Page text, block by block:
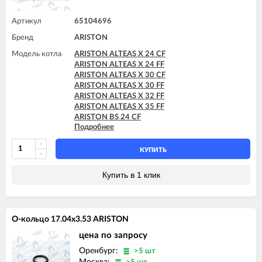
ARISTON GENUS X 30 CF
ARISTON GENUS X 32 FF
ARISTON GENUS X 35 FF
ARISTON HS X 15 CF
ARISTON HS X 15 FF
ARISTON HS X 18 FF
ARISTON HS X 24 CF
ARISTON HS X 24 FF
Артикул 65104696
Бренд ARISTON
Модель котла
ARISTON ALTEAS X 24 CF
ARISTON ALTEAS X 24 FF
ARISTON ALTEAS X 30 CF
ARISTON ALTEAS X 30 FF
ARISTON ALTEAS X 32 FF
ARISTON ALTEAS X 35 FF
ARISTON BS 24 CF
ARISTON BS 24 FF
ARISTON BS II 15 FF
ARISTON BS II 24 CF
ARISTON BS II 24 CF-EU
ARISTON CARES X 15 CF
ARISTON CARES X 24 FF
ARISTON CARES X SYSTEM 24 CF
ARISTON CLAS 24 CF
Подробнее
КУПИТЬ
Купить в 1 клик
О-кольцо 17.04x3.53 ARISTON
цена по запросу
Оренбург: >5 шт